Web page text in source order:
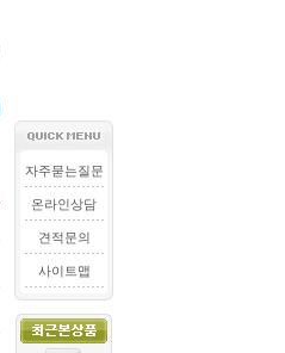
자주묻는질문
온라인상담
견적문의
사이트맵